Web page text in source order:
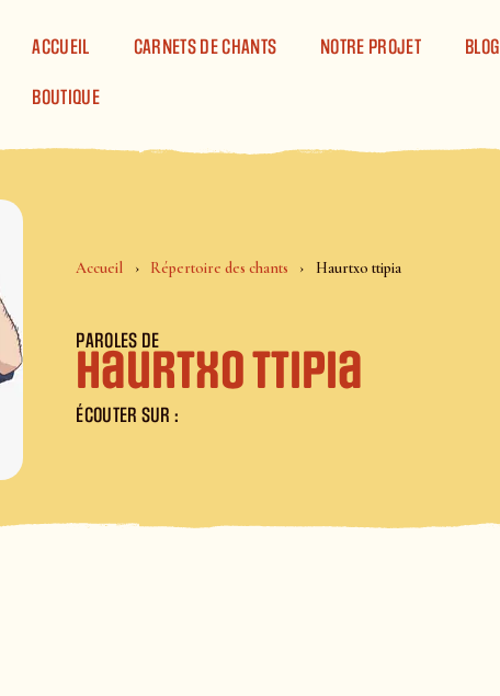
ACCUEIL
CARNETS DE CHANTS NOTRE PROJET BLOG
BOUTIQUE
Accueil Répertoire des chants Haurtxo ttipia
PAROLES DE
Haurtxo ttipia
ÉCOUTER SUR :